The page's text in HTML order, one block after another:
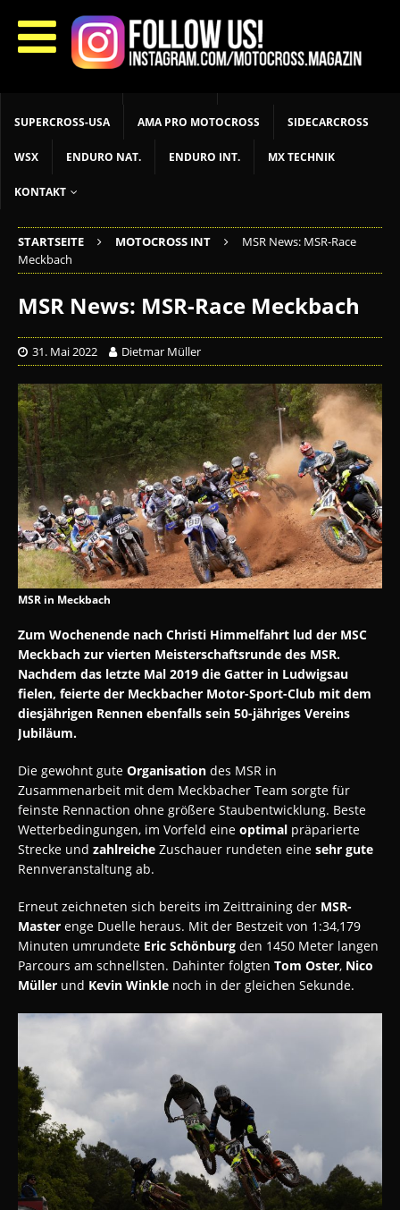
START LIVETIMING MX NEWS MX YOUTH
MX WOMEN MXGP ADAC MX MASTERS MOTOCROSS INT
SUPERCROSS-USA AMA PRO MOTOCROSS SIDECARCROSS
WSX ENDURO NAT. ENDURO INT. MX TECHNIK
KONTAKT
STARTSEITE MOTOCROSS INT
MSR News: MSR-Race
Meckbach
MSR News: MSR-Race Meckbach
31. Mai 2022 Dietmar Müller
MSR in Meckbach
Zum Wochenende nach Christi Himmelfahrt lud der MSC
Meckbach zur vierten Meisterschaftsrunde des MSR.
Nachdem das letzte Mal 2019 die Gatter in Ludwigsau
fielen, feierte der Meckbacher Motor-Sport-Club mit dem
diesjährigen Rennen ebenfalls sein 50-jähriges Vereins
Jubiläum.
Die gewohnt gute Organisation des MSR in
Zusammenarbeit mit dem Meckbacher Team sorgte für
feinste Rennaction ohne größere Staubentwicklung. Beste
Wetterbedingungen, im Vorfeld eine optimal präparierte
Strecke und zahlreiche Zuschauer rundeten eine sehr gute
Rennveranstaltung ab.
Erneut zeichneten sich bereits im Zeittraining der MSR-
Master enge Duelle heraus. Mit der Bestzeit von 1:34,179
Minuten umrundete Eric Schönburg den 1450 Meter langen
Parcours am schnellsten. Dahinter folgten Tom Oster, Nico
Müller und Kevin Winkle noch in der gleichen Sekunde.